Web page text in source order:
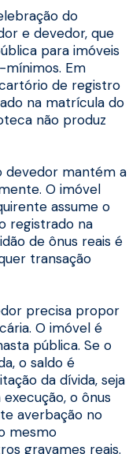
do
e devedor, que
para imóveis
Em
de registro
na matrícula do
não produz
devedor mantém a
O imóvel
assume o
registrado na
de ônus reais é
transação
precisa propor
O imóvel é
pública. Se o
o saldo é
da dívida, seja
o ônus
averbação no
mesmo
gravames reais.